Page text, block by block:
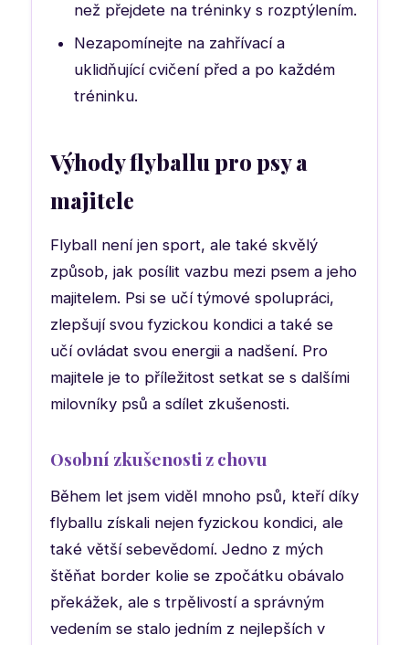
než přejdete na tréninky s rozptýlením.
Nezapomínejte na zahřívací a
uklidňující cvičení před a po každém
tréninku.
Výhody flyballu pro psy a
majitele
Flyball není jen sport, ale také skvělý
způsob, jak posílit vazbu mezi psem a jeho
majitelem. Psi se učí týmové spolupráci,
zlepšují svou fyzickou kondici a také se
učí ovládat svou energii a nadšení. Pro
majitele je to příležitost setkat se s dalšími
milovníky psů a sdílet zkušenosti.
Osobní zkušenosti z chovu
Během let jsem viděl mnoho psů, kteří díky
flyballu získali nejen fyzickou kondici, ale
také větší sebevědomí. Jedno z mých
štěňat border kolie se zpočátku obávalo
překážek, ale s trpělivostí a správným
vedením se stalo jedním z nejlepších v